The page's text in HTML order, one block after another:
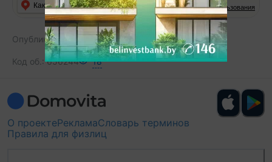
Условия использования
Как добраться API Карт
Опубликовано:20.01.2026
Код об.:656244 18
О проектеРекламаСловарь терминов
Правила для физлиц